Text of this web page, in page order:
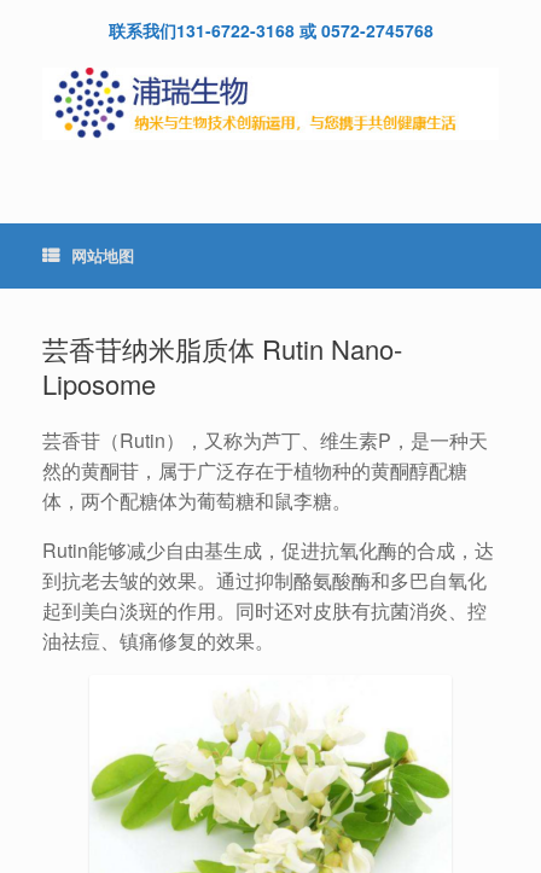
联系我们131-6722-3168 或 0572-2745768
网站地图
芸香苷纳米脂质体 Rutin Nano-
Liposome
芸香苷（Rutin），又称为芦丁、维生素P，是一种天
然的黄酮苷，属于广泛存在于植物种的黄酮醇配糖
体，两个配糖体为葡萄糖和鼠李糖。
Rutin能够减少自由基生成，促进抗氧化酶的合成，达
到抗老去皱的效果。通过抑制酪氨酸酶和多巴自氧化
起到美白淡斑的作用。同时还对皮肤有抗菌消炎、控
油祛痘、镇痛修复的效果。